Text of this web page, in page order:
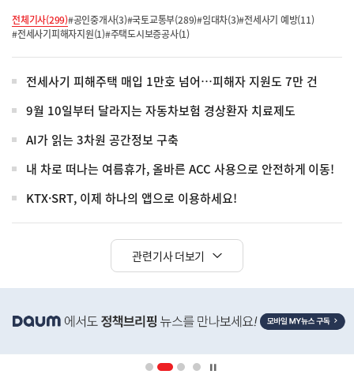
전체기사(299)#공인중개사(3)#국토교통부(289)#임대차(3)#전세사기 예방(11)
#전세사기피해자지원(1)#주택도시보증공사(1)
전세사기 피해주택 매입 1만호 넘어…피해자 지원도 7만 건
9월 10일부터 달라지는 자동차보험 경상환자 치료제도
AI가 읽는 3차원 공간정보 구축
내 차로 떠나는 여름휴가, 올바른 ACC 사용으로 안전하게 이동!
KTX·SRT, 이제 하나의 앱으로 이용하세요!
관련기사 더보기
단